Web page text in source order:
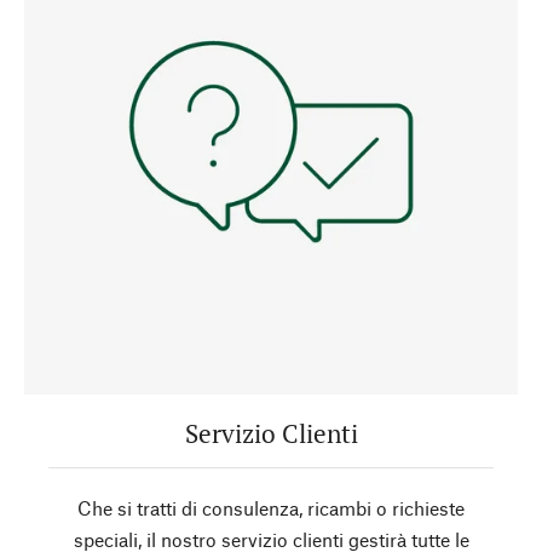
Servizio Clienti
Che si tratti di consulenza, ricambi o richieste
speciali, il nostro servizio clienti gestirà tutte le